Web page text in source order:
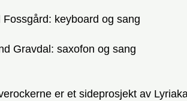
keyboard og sang
Gravdal: saxofon og sang
er et sideprosjekt av